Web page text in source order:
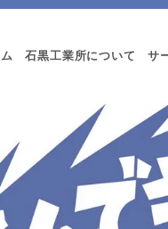
石黒工業所について サ